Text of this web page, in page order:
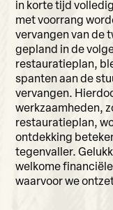
in korte tijd
met voorrang
vervangen van de
gepland in de
restauratieplan,
spanten aan de
vervangen.
werkzaamheden,
restauratieplan,
ontdekking
tegenvaller.
welkome
waarvoor we